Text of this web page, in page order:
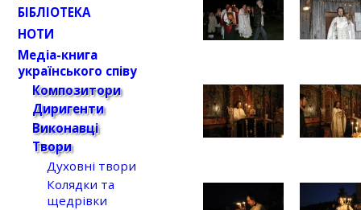
БІБЛІОТЕКА
НОТИ
Медіа-книга
українського співу
Композитори
Диригенти
Виконавці
Твори
Духовні твори
Колядки та
щедрівки